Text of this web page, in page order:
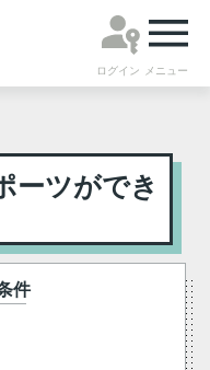
ログイン メニュー
ーツができ
件